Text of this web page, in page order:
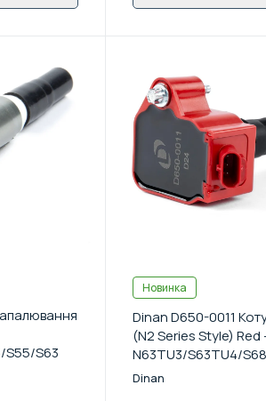
S63
Новинка
Dinan D650-0011
(N2 Series Style) Red
N63TU3/S63TU4/S68
Dinan